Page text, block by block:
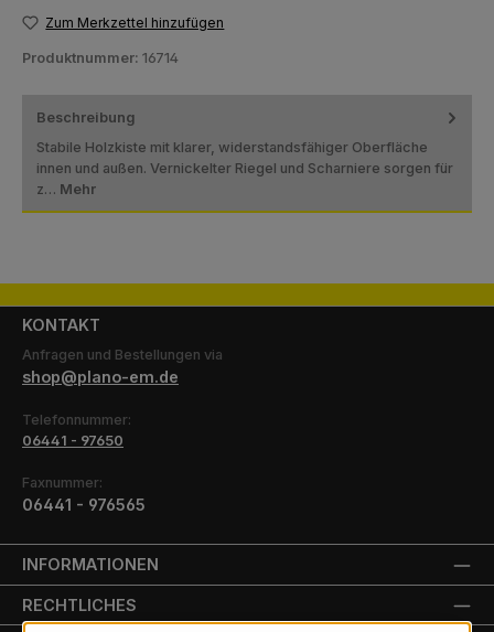
Zum Merkzettel hinzufügen
Produktnummer: 16714
Beschreibung
Stabile Holzkiste mit klarer, widerstandsfähiger Oberfläche
innen und außen. Vernickelter Riegel und Scharniere sorgen für
z… Mehr
KONTAKT
Anfragen und Bestellungen via
shop@plano-em.de
Telefonnummer:
06441 - 97650
Faxnummer:
06441 - 976565
INFORMATIONEN
RECHTLICHES